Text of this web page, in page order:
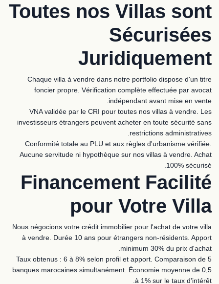
Toutes nos Villas sont
Sécurisées
Juridiquement
Chaque villa à vendre dans notre portfolio dispose d'un titre
foncier propre. Vérification complète effectuée par avocat
indépendant avant mise en vente.
VNA validée par le CRI pour toutes nos villas à vendre. Les
investisseurs étrangers peuvent acheter en toute sécurité sans
restrictions administratives.
Conformité totale au PLU et aux règles d'urbanisme vérifiée.
Aucune servitude ni hypothèque sur nos villas à vendre. Achat
100% sécurisé.
Financement Facilité
pour Votre Villa
Nous négocions votre crédit immobilier pour l'achat de votre villa
à vendre. Durée 10 ans pour étrangers non-résidents. Apport
minimum 30% du prix d'achat.
Taux obtenus : 6 à 8% selon profil et apport. Comparaison de 5
banques marocaines simultanément. Économie moyenne de 0,5
à 1% sur le taux d'intérêt.